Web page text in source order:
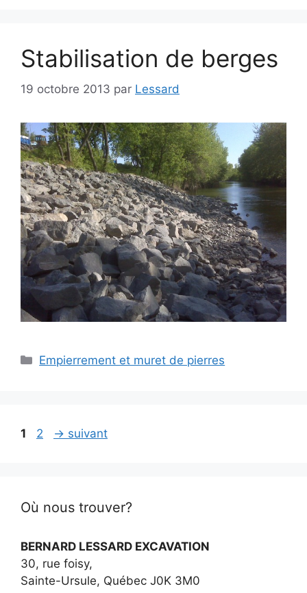
Stabilisation de berges
19 octobre 2013 par Lessard
Empierrement et muret de pierres
1 2 → suivant
Où nous trouver?
BERNARD LESSARD EXCAVATION
30, rue foisy,
Sainte-Ursule, Québec J0K 3M0